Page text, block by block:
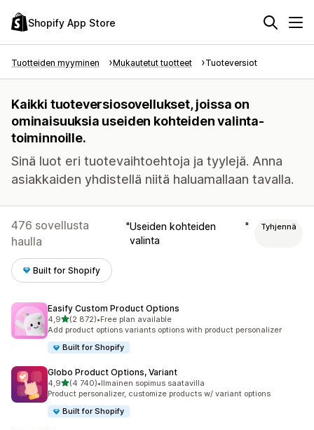
Shopify App Store
Tuotteiden myyminen Mukautetut tuotteet Tuoteversiot
Kaikki tuoteversiosovellukset, joissa on
ominaisuuksia useiden kohteiden valinta-
toiminnoille.
Sinä luot eri tuotevaihtoehtoja ja tyylejä. Anna
asiakkaiden yhdistellä niitä haluamallaan tavalla.
476 sovellusta
haulla
Useiden kohteiden
valinta
Tyhjennä
Built for Shopify
Easify Custom Product Options
4,9/ 5 tähteä
(2 872)
2872 arvostelua yhteensä
•Free plan available
Add product options variants options with product personalizer
Built for Shopify
Globo Product Options, Variant
4,9/ 5 tähteä
(4 740)
4740 arvostelua yhteensä
•Ilmainen sopimus saatavilla
Product personalizer, customize products w/ variant options
Built for Shopify